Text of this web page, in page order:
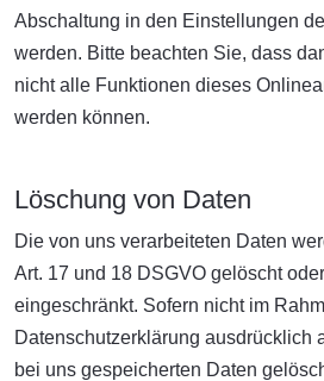
Abschaltung in den Einstellungen
werden. Bitte beachten Sie, dass
nicht alle Funktionen dieses
werden können.
Löschung von Daten
Die von uns verarbeiteten Daten
Art. 17 und 18 DSGVO gelöscht
eingeschränkt. Sofern nicht im
Datenschutzerklärung ausdrücklich
bei uns gespeicherten Daten